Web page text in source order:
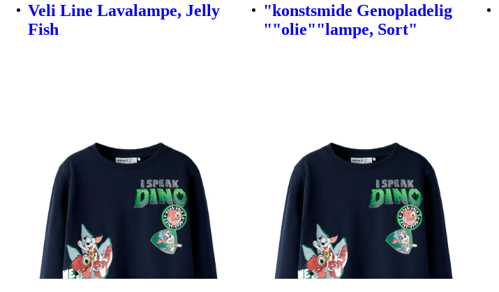
Veli Line Lavalampe, Jelly
Fish
"konstsmide Genopladelig
""olie""lampe, Sort"